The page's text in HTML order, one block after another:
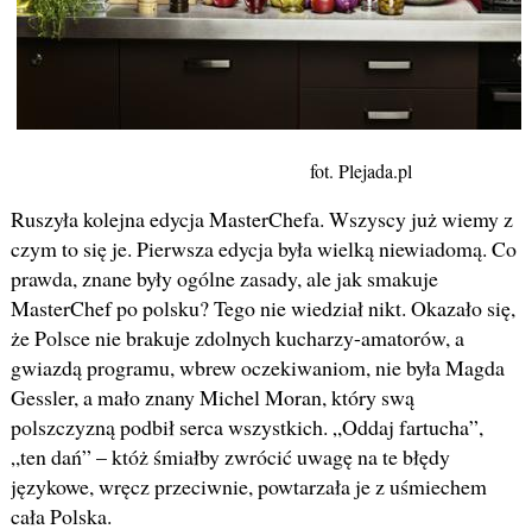
fot. Plejada.pl
Ruszyła kolejna edycja MasterChefa. Wszyscy już wiemy z
czym to się je. Pierwsza edycja była wielką niewiadomą. Co
prawda, znane były ogólne zasady, ale jak smakuje
MasterChef po polsku? Tego nie wiedział nikt. Okazało się,
że Polsce nie brakuje zdolnych kucharzy-amatorów, a
gwiazdą programu, wbrew oczekiwaniom, nie była Magda
Gessler, a mało znany Michel Moran, który swą
polszczyzną podbił serca wszystkich. „Oddaj fartucha”,
„ten dań” – któż śmiałby zwrócić uwagę na te błędy
językowe, wręcz przeciwnie, powtarzała je z uśmiechem
cała Polska.